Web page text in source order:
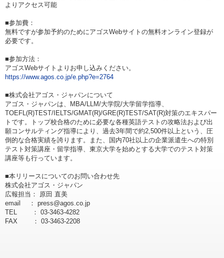
よりアクセス可能
■参加費：
無料ですが参加予約のためにアゴスWebサイトの無料オンライン登録が
必要です。
■参加方法：
アゴスWebサイトよりお申し込みください。
https://www.agos.co.jp/e.php?e=2764
■株式会社アゴス・ジャパンについて
アゴス・ジャパンは、MBA/LLM/大学院/大学留学指導、
TOEFL(R)TEST/IELTS/GMAT(R)/GRE(R)TEST/SAT(R)対策のエキスパー
トです。トップ校合格のために必要な各種英語テストの攻略法および出
願コンサルティング指導により、過去3年間で約2,500件以上という、圧
倒的な合格実績を誇ります。また、国内70社以上の企業派遣生への特別
テスト対策講座・留学指導、東京大学を始めとする大学でのテスト対策
講座等も行っています。
■本リリースについてのお問い合わせ先
株式会社アゴス・ジャパン
広報担当： 原田 直美
email ： press@agos.co.jp
TEL ： 03-3463-4282
FAX ： 03-3463-2208